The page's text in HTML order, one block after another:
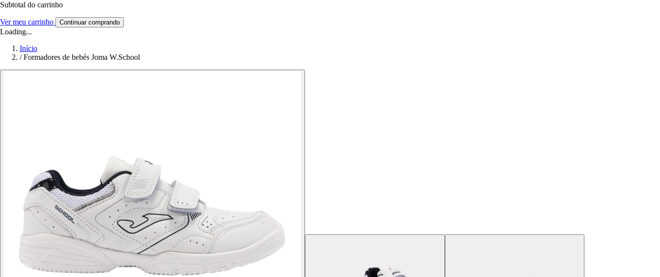
Subtotal do carrinho
Ver meu carrinho Continuar comprando
Loading...
Início
/ Formadores de bebés Joma W.School